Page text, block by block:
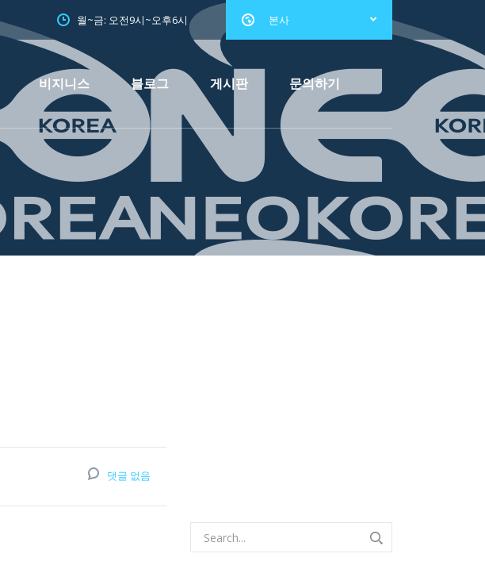
본사
월~금: 오전9시~오후6시
비지니스 블로그 게시판 문의하기
댓글 없음